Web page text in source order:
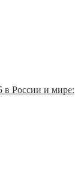
в России и мире: